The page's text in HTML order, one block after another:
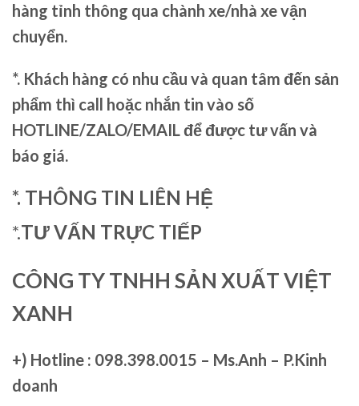
hàng tỉnh thông qua chành xe/nhà xe vận
chuyển.
*. Khách hàng có nhu cầu và quan tâm đến sản
phẩm thì call hoặc nhắn tin vào số
HOTLINE/ZALO/EMAIL để được tư vấn và
báo giá.
*. THÔNG TIN LIÊN HỆ
*.TƯ VẤN TRỰC TIẾP
CÔNG TY TNHH SẢN XUẤT VIỆT
XANH
+) Hotline : 098.398.0015 – Ms.Anh – P.Kinh
doanh